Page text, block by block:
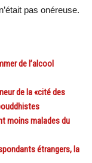
pas onéreuse.
de l’alcool
de la «cité des
moins malades du
étrangers, la